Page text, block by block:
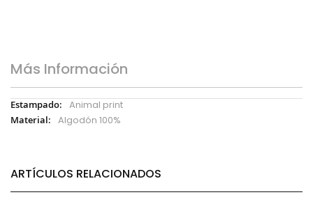
Más Información
Más
Información
Animal print
Algodón 100%
ARTÍCULOS RELACIONADOS